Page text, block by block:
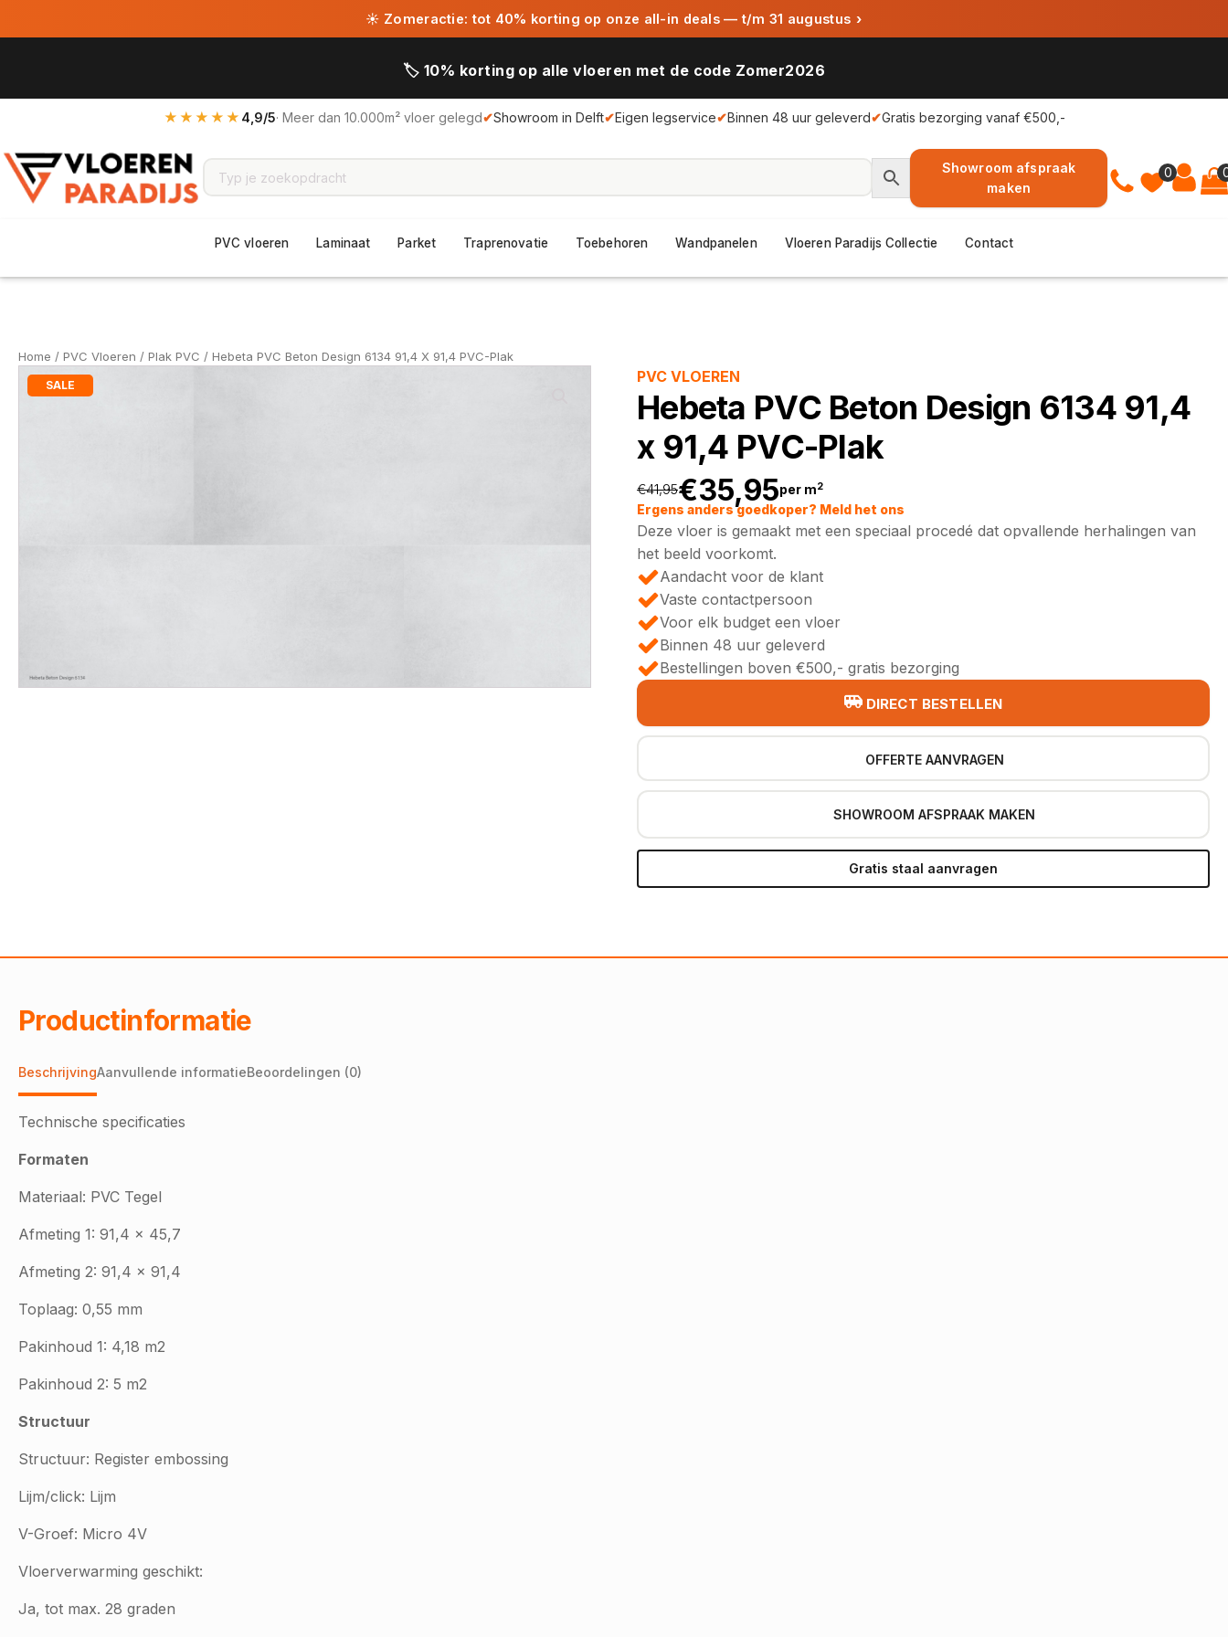
☀ Zomeractie: tot 40% korting op onze all-in deals — t/m 31 augustus ›
🏷️ 10% korting op alle vloeren met de code Zomer2026
★★★★★ 4,9/5· Meer dan 10.000m² vloer gelegd✔Showroom in Delft✔Eigen legservice✔Binnen 48 uur geleverd✔Gratis bezorging vanaf €500,-
0
Showroom afspraak
maken
PVC vloeren Laminaat Parket Traprenovatie Toebehoren Wandpanelen Vloeren Paradijs Collectie Contact
Home / PVC Vloeren / Plak PVC / Hebeta PVC Beton Design 6134 91,4 X 91,4 PVC-Plak
SALE PVC VLOEREN
Hebeta PVC Beton Design 6134 91,4
x 91,4 PVC-Plak
€41,95
Oorspronkelijke
prijs
was:
€41,95.
€35,95
Huidige
prijs
is:
€35,95.
per m2
Ergens anders goedkoper? Meld het ons
Deze vloer is gemaakt met een speciaal procedé dat opvallende herhalingen van
het beeld voorkomt.
Aandacht voor de klant
Vaste contactpersoon
Voor elk budget een vloer
Binnen 48 uur geleverd
Bestellingen boven €500,- gratis bezorging
DIRECT BESTELLEN
OFFERTE AANVRAGEN
SHOWROOM AFSPRAAK MAKEN
Gratis staal aanvragen
Productinformatie
BeschrijvingAanvullende informatieBeoordelingen (0)
Technische specificaties
Formaten
Materiaal: PVC Tegel
Afmeting 1: 91,4 x 45,7
Afmeting 2: 91,4 x 91,4
Toplaag: 0,55 mm
Pakinhoud 1: 4,18 m2
Pakinhoud 2: 5 m2
Structuur
Structuur: Register embossing
Lijm/click: Lijm
V-Groef: Micro 4V
Vloerverwarming geschikt:
Ja, tot max. 28 graden